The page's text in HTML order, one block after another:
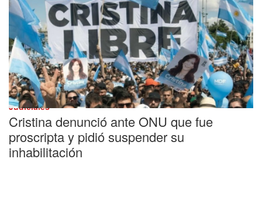
Judiciales
Cristina denunció ante ONU que fue
proscripta y pidió suspender su
inhabilitación